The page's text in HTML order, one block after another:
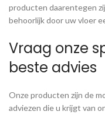
producten daarentegen
behoorlijk door uw vloer
Vraag onze
beste advies
Onze producten zijn de
adviezen die u krijgt van